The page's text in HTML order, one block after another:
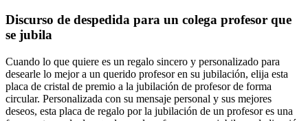
Discurso de despedida para un colega profesor que
se jubila
Cuando lo que quiere es un regalo sincero y personalizado para
desearle lo mejor a un querido profesor en su jubilación, elija esta
placa de cristal de premio a la jubilación de profesor de forma
circular. Personalizada con su mensaje personal y sus mejores
deseos, esta placa de regalo por la jubilación de un profesor es una